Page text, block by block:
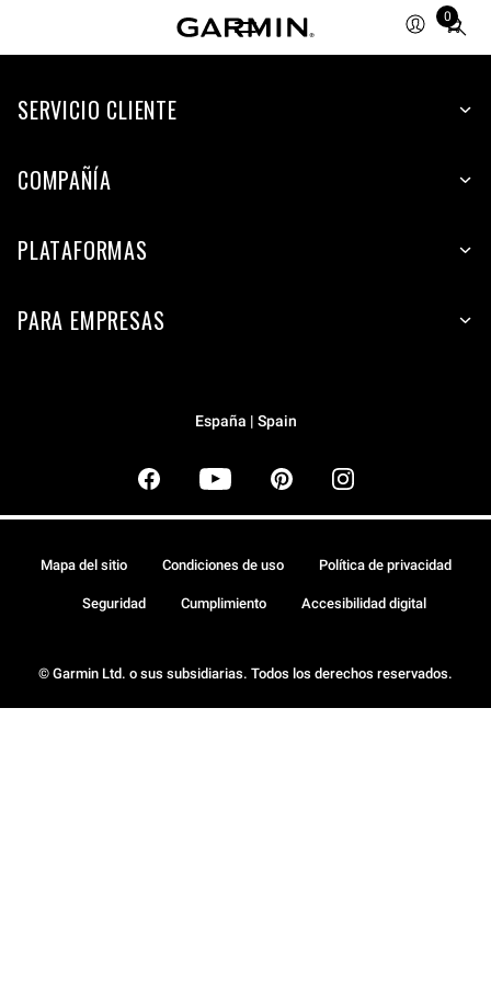
0
Total
items
cart:
SERVICIO CLIENTE
COMPAÑÍA
PLATAFORMAS
PARA EMPRESAS
España | Spain
© Garmin Ltd. o sus subsidiarias. Todos los derechos reservados.
Mapa del sitio Condiciones de uso Política de privacidad
Seguridad Cumplimiento Accesibilidad digital